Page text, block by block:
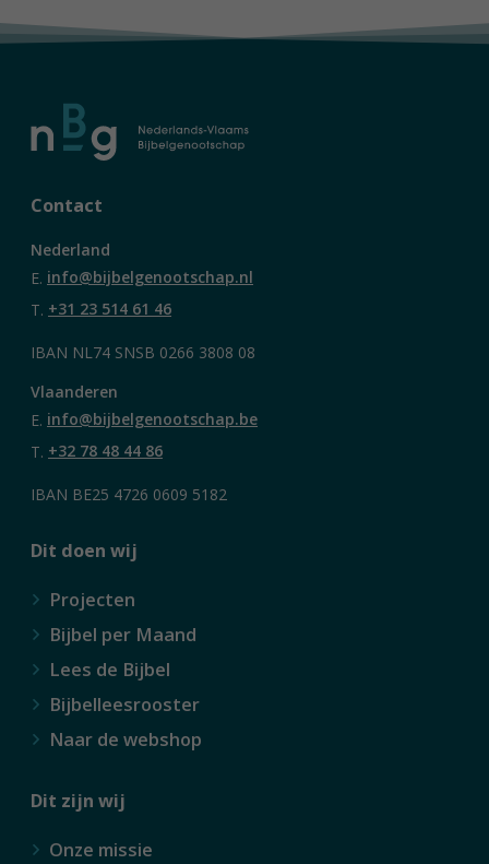
Contact
Nederland
E. info@bijbelgenootschap.nl
T. +31 23 514 61 46
IBAN NL74 SNSB 0266 3808 08
Vlaanderen
E. info@bijbelgenootschap.be
T. +32 78 48 44 86
IBAN BE25 4726 0609 5182
Dit doen wij
Projecten
Bijbel per Maand
Lees de Bijbel
Bijbelleesrooster
Naar de webshop
Dit zijn wij
Onze missie